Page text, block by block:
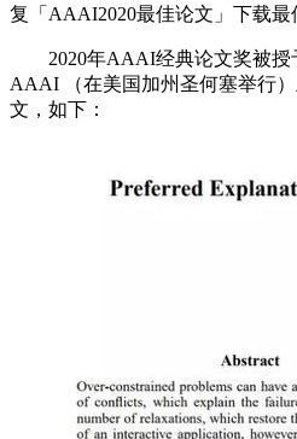
复「AAAI2020最佳论文」下载最
2020年AAAI经典论文奖被授
AAAI （在美国加州圣何塞举行
文，如下：